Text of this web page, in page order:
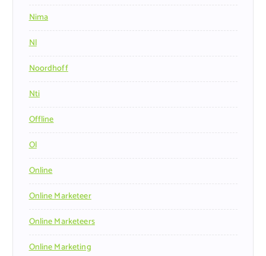
Nima
Nl
Noordhoff
Nti
Offline
Ol
Online
Online Marketeer
Online Marketeers
Online Marketing